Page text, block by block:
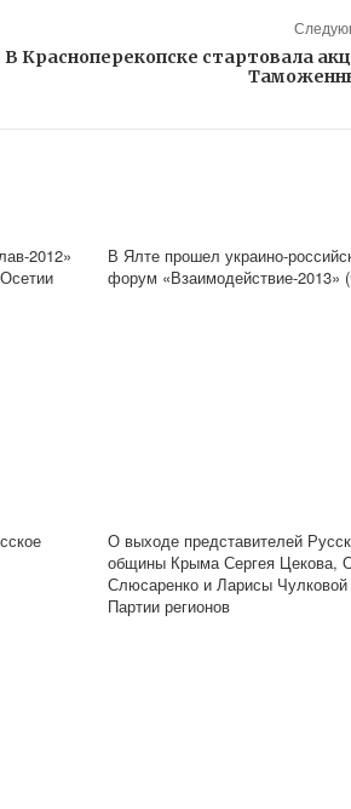
В Красноперекопске стартовала
2012»
В Ялте прошел украино-
форум «Взаимодействие-
О выходе представителей
общины Крыма Сергея Цекова,
Слюсаренко и Ларисы Чулковой
Партии регионов